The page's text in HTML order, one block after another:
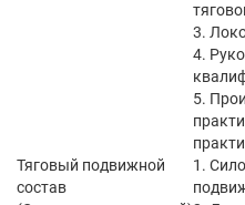
3.
4.
5.
Тяговый подвижной
состав
1.